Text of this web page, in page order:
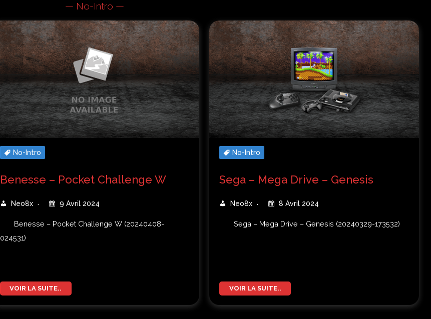
— No-Intro —
No-Intro
Benesse – Pocket Challenge W
Neo8x 9 Avril 2024
Benesse – Pocket Challenge W (20240408-
024531)
VOIR LA SUITE..
No-Intro
Sega – Mega Drive – Genesis
Neo8x 8 Avril 2024
Sega – Mega Drive – Genesis (20240329-173532)
VOIR LA SUITE..